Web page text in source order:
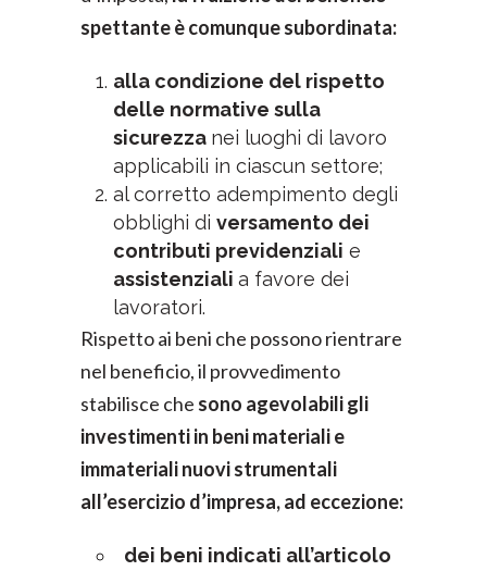
spettante è comunque subordinata:
alla condizione del rispetto
delle normative sulla
sicurezza nei luoghi di lavoro
applicabili in ciascun settore;
al corretto adempimento degli
obblighi di versamento dei
contributi previdenziali e
assistenziali a favore dei
lavoratori.
Rispetto ai beni che possono rientrare
nel beneficio, il provvedimento
stabilisce che sono agevolabili gli
investimenti in beni materiali e
immateriali nuovi strumentali
all’esercizio d’impresa, ad eccezione:
dei beni indicati all’articolo